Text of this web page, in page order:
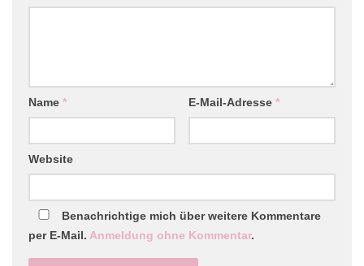
Name * E-Mail-Adresse *
Website
Benachrichtige mich über weitere Kommentare
per E-Mail. Anmeldung ohne Kommentar.